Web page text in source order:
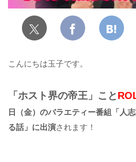
こんにちは玉子です。
「ホスト界の帝王」こと
日（金）のバラエティー番組「人
る話」に出演されます！